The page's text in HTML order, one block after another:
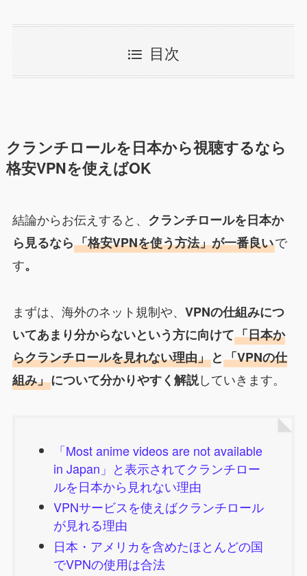
目次
クランチロールを日本から視聴するなら
格安VPNを使えばOK
結論からお伝えすると、 クランチロールを日本か
ら見るなら「格安VPNを使う方法」が一番良いで
す。
まずは、海外のネット規制や、 VPNの仕組みにつ
いてあまり分からないという方に向けて「日本か
らクランチロールを見れない理由」と「VPNの仕
組み」について分かりやすく解説していきます。
「Most anime videos are not available
in Japan」と表示されてクランチロー
ルを日本から見れない理由
VPNサービスを使えばクランチロール
が見れる理由
日本・アメリカを含めたほとんどの国
でVPNの使用は合法